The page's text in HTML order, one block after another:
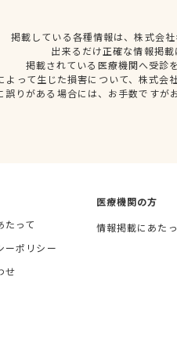
掲載している各種情報は、株式会
出来るだけ正確な情報掲
掲載されている医療機関へ受診
よって生じた損害について、株式
誤りがある場合には、お手数ですが
たって
ーポリシー
せ
医療機関の方
情報掲載にあた